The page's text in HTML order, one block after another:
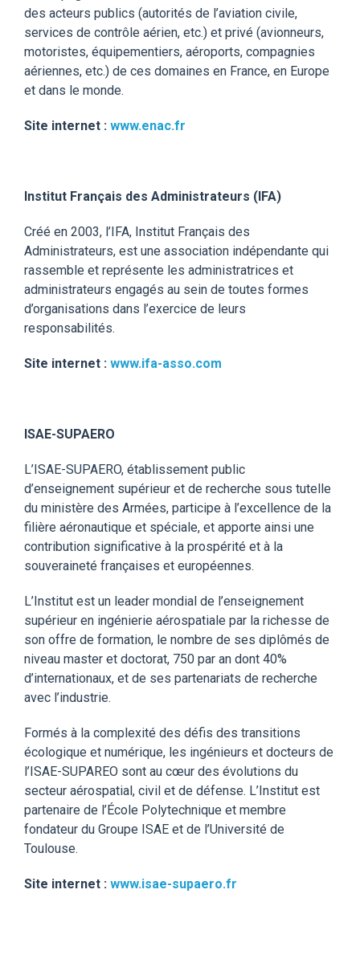
des acteurs publics (autorités de l’aviation civile,
services de contrôle aérien, etc.) et privé (avionneurs,
motoristes, équipementiers, aéroports, compagnies
aériennes, etc.) de ces domaines en France, en Europe
et dans le monde.
Site internet : www.enac.fr
Institut Français des Administrateurs (IFA)
Créé en 2003, l’IFA, Institut Français des
Administrateurs, est une association indépendante qui
rassemble et représente les administratrices et
administrateurs engagés au sein de toutes formes
d’organisations dans l’exercice de leurs
responsabilités.
Site internet : www.ifa-asso.com
ISAE-SUPAERO
L’ISAE-SUPAERO, établissement public
d’enseignement supérieur et de recherche sous tutelle
du ministère des Armées, participe à l’excellence de la
filière aéronautique et spéciale, et apporte ainsi une
contribution significative à la prospérité et à la
souveraineté françaises et européennes.
L’Institut est un leader mondial de l’enseignement
supérieur en ingénierie aérospatiale par la richesse de
son offre de formation, le nombre de ses diplômés de
niveau master et doctorat, 750 par an dont 40%
d’internationaux, et de ses partenariats de recherche
avec l’industrie.
Formés à la complexité des défis des transitions
écologique et numérique, les ingénieurs et docteurs de
l’ISAE-SUPAREO sont au cœur des évolutions du
secteur aérospatial, civil et de défense. L’Institut est
partenaire de l’École Polytechnique et membre
fondateur du Groupe ISAE et de l’Université de
Toulouse.
Site internet : www.isae-supaero.fr